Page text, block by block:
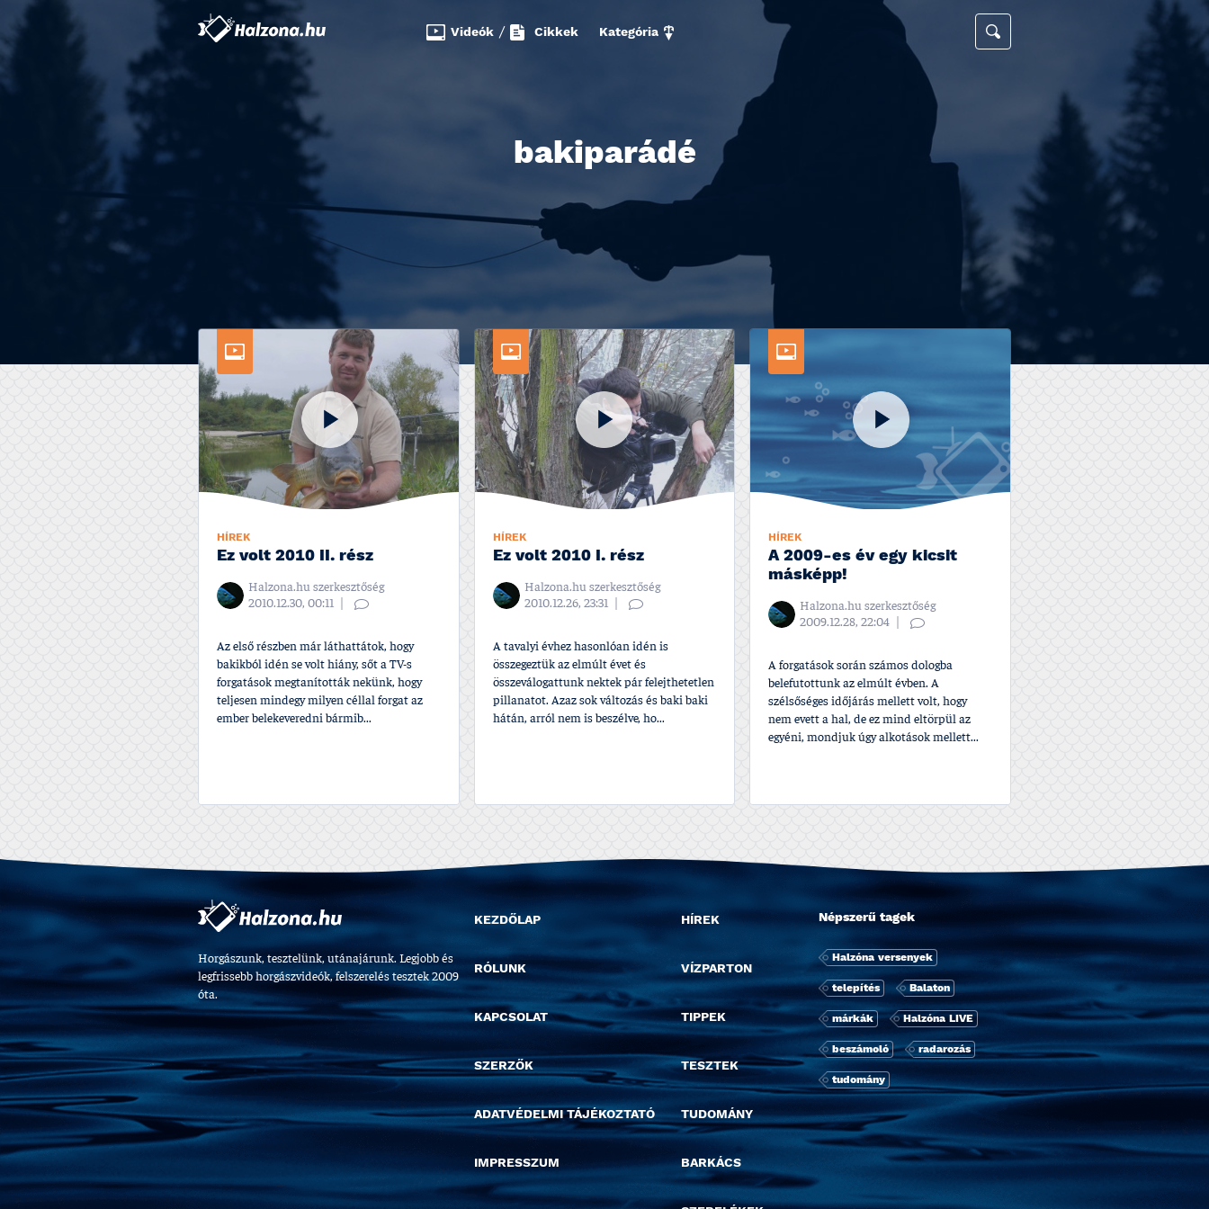
Videók / Cikkek Kategória
bakiparádé
HÍREK
Ez volt 2010 II. rész
Halzona.hu szerkesztőség
2010.12.30, 00:11
Az első részben már láthattátok, hogy
bakikból idén se volt hiány, sőt a TV-s
forgatások megtaní­tották nekünk, hogy
teljesen mindegy milyen céllal forgat az
ember belekeveredni bármib...
HÍREK
Ez volt 2010 I. rész
Halzona.hu szerkesztőség
2010.12.26, 23:31
A tavalyi évhez hasonlóan idén is
összegeztük az elmúlt évet és
összeválogattunk nektek pár felejthetetlen
pillanatot. Azaz sok változás és baki baki
hátán, arról nem is beszélve, ho...
HÍREK
A 2009-es év egy kicsit
másképp!
Halzona.hu szerkesztőség
2009.12.28, 22:04
A forgatások során számos dologba
belefutottunk az elmúlt évben. A
szélsőséges időjárás mellett volt, hogy
nem evett a hal, de ez mind eltörpül az
egyéni, mondjuk úgy alkotások mellett...
Horgászunk, tesztelünk, utánajárunk. Legjobb és
legfrissebb horgászvideók, felszerelés tesztek 2009
óta.
KEZDŐLAP
RÓLUNK
KAPCSOLAT
SZERZŐK
ADATVÉDELMI TÁJÉKOZTATÓ
IMPRESSZUM
HÍREK
VÍZPARTON
TIPPEK
TESZTEK
TUDOMÁNY
BARKÁCS
Népszerű tagek
Halzóna versenyek
telepí­tés Balaton
márkák Halzóna LIVE
beszámoló radarozás
tudomány